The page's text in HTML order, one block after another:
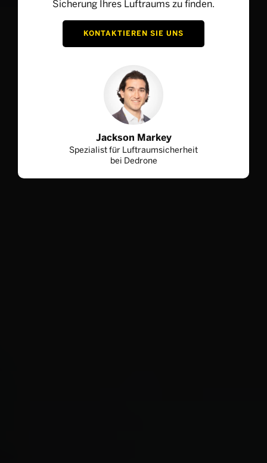
Sicherung Ihres Luftraums zu finden.
KONTAKTIEREN SIE UNS
Jackson Markey
Spezialist für Luftraumsicherheit
bei Dedrone